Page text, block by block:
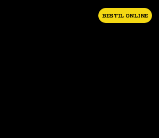
BESTIL ONLINE